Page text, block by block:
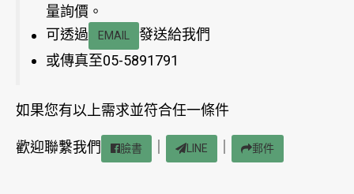
量詢價。
可透過
EMAIL
發送給我們
或傳真至05-5891791
如果您有以上需求並符合任一條件
歡迎聯繫我們 臉書 LINE 郵件